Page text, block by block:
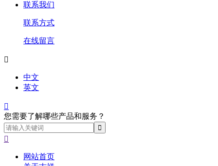
联系我们
联系方式
在线留言

中文
英文

您需要了解哪些产品和服务？

网站首页